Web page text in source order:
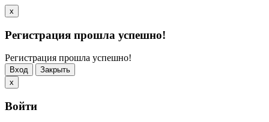
x
Регистрация прошла успешно!
Регистрация прошла успешно!
Вход
Закрыть
x
Войти